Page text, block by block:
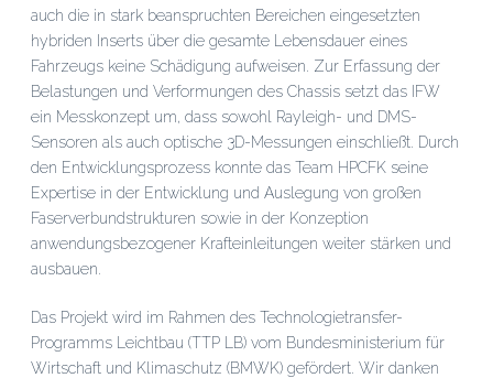
auch die in stark beanspruchten Bereichen eingesetzten
hybriden Inserts über die gesamte Lebensdauer eines
Fahrzeugs keine Schädigung aufweisen. Zur Erfassung der
Belastungen und Verformungen des Chassis setzt das IFW
ein Messkonzept um, dass sowohl Rayleigh- und DMS-
Sensoren als auch optische 3D-Messungen einschließt. Durch
den Entwicklungsprozess konnte das Team HPCFK seine
Expertise in der Entwicklung und Auslegung von großen
Faserverbundstrukturen sowie in der Konzeption
anwendungsbezogener Krafteinleitungen weiter stärken und
ausbauen.
Das Projekt wird im Rahmen des Technologietransfer-
Programms Leichtbau (TTP LB) vom Bundesministerium für
Wirtschaft und Klimaschutz (BMWK) gefördert. Wir danken